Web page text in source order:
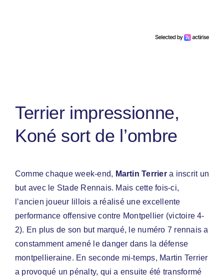
Terrier impressionne,
Koné sort de l’ombre
Comme chaque week-end, Martin Terriera inscrit un
but avec le Stade Rennais. Mais cette fois-ci,
l’ancien joueur lillois a réalisé une excellente
performance offensive contre Montpellier (victoire 4-
2). En plus de son but marqué, le numéro 7 rennais a
constamment amené le danger dans la défense
montpellieraine. En seconde mi-temps, Martin Terrier
a provoqué un pénalty, qui a ensuite été transformé